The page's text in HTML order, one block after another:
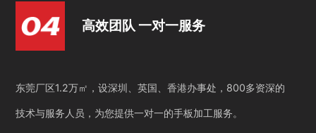
高效团队 一对一服务
东莞厂区1.2万㎡，设深圳、英国、香港办事处，800多资深的
技术与服务人员，为您提供一对一的手板加工服务。